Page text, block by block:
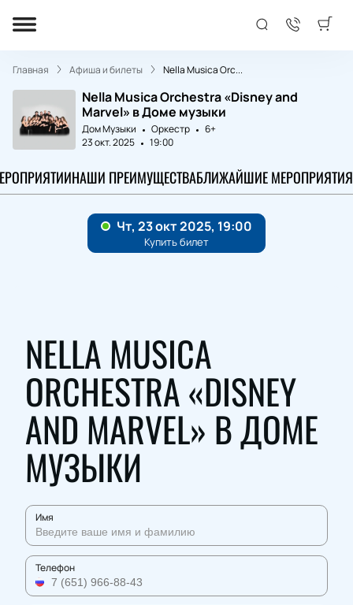
Главная Афиша и билеты Nella Musica Orc...
Nella Musica Orchestra «Disney and
Marvel» в Доме музыки
Дом Музыки Оркестр
6+
23 окт. 2025
19:00
НАШИ ПРЕИМУЩЕСТВАБЛИЖАЙШИЕ МЕРОПРИЯТИЯ
NELLA MUSICA
ORCHESTRA «DISNEY
AND MARVEL» В ДОМЕ
МУЗЫКИ
Имя
Телефон